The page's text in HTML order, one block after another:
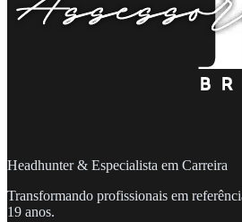
Headhunter & Especialista em Carreira
Transformando profissionais em
19 anos.